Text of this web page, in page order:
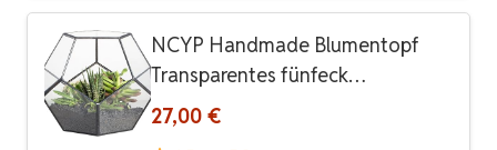
NCYP Handmade Blumentopf
Transparentes fünfeck…
27,00 €